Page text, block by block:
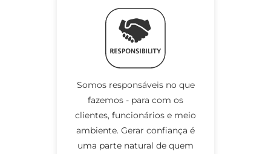
Somos responsáveis no que
fazemos - para com os
clientes, funcionários e meio
ambiente. Gerar confiança é
uma parte natural de quem